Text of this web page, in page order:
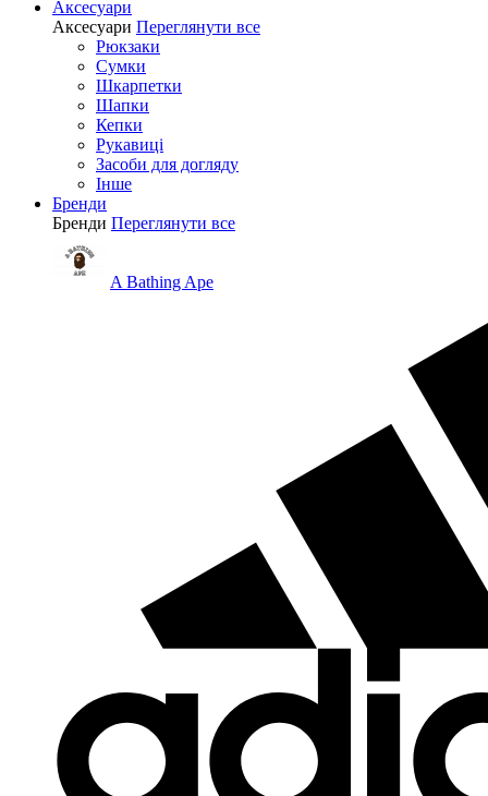
Аксесуари
Аксесуари Переглянути все
Рюкзаки
Сумки
Шкарпетки
Шапки
Кепки
Рукавиці
Засоби для догляду
Інше
Бренди
Бренди Переглянути все
A Bathing Ape